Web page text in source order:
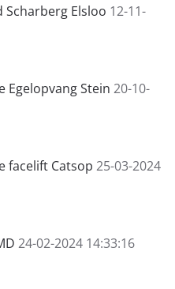
Elsloo 12-11-
Egelopvang Stein 20-10-
facelift Catsop 25-03-2024
24-02-2024 14:33:16